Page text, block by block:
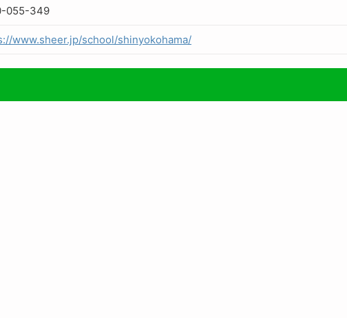
055-349
www.sheer.jp/school/shinyokohama/